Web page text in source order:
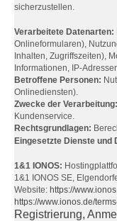
sicherzustellen.
Verarbeitete Datenarten:
Onlineformularen),
Inhalten, Zugriffszeiten),
Informationen, IP-
Betroffene Personen:
Onlinediensten).
Zwecke der Verarbeitung:
Kundenservice.
Rechtsgrundlagen:
Eingesetzte Dienste und
1&1 IONOS:
1&1 IONOS SE,
Website: https://
https://www.ionos.de/
Registrierung,